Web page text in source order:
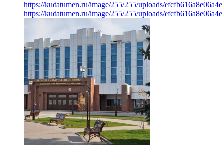
https://kudatumen.ru/image/255/255/uploads/
https://kudatumen.ru/image/255/255/uploads/